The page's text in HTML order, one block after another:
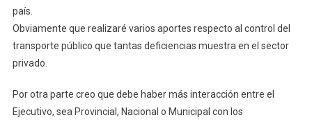
país.
Obviamente que realizaré varios aportes respecto al control del
transporte público que tantas deficiencias muestra en el sector
privado.
Por otra parte creo que debe haber más interacción entre el
Ejecutivo, sea Provincial, Nacional o Municipal con los